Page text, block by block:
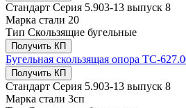
Стандарт Серия 5.903-13 выпуск 8
Марка стали 20
Тип Скользящие бугельные
Получить КП
Бугельная скользящая опора ТС-
Получить КП
Стандарт Серия 5.903-13 выпуск 8
Марка стали 3сп